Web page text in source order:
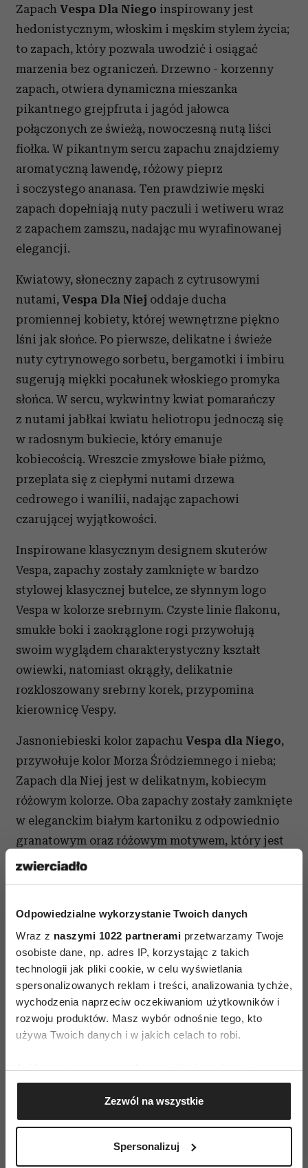
Odpowiedzialne wykorzystanie Twoich danych
Wraz z naszymi 1022 partnerami przetwarzamy Twoje
osobiste dane, np. adres IP, korzystając z takich
technologii jak pliki cookie, w celu wyświetlania
spersonalizowanych reklam i treści, analizowania tychże,
wychodzenia naprzeciw oczekiwaniom użytkowników i
rozwoju produktów. Masz wybór odnośnie tego, kto
używa Twoich danych i w jakich celach to robi.
Jeśli wyrazisz na to zgodę, chcielibyśmy również:
Gromadzić dane dotyczące Twojej lokalizacji
geograficznej z dokładnością nawet do kilku metrów
Identyfikować Twoje urządzenie, aktywnie
(fingerprinting, czyli wirtualny odcisk palca)
Zezwól na wszystkie
Spersonalizuj
Zapach Vespa Dla Niego inspirowany jest
hedonistycznym, włoskim i męskim stylem życia;
to zapach, który pozwala uwodzić i osiągać
marzenia bez ograniczeń. Drzewno - korzenny
zapach, otwiera dynamiczna mieszanka
pikantnego grejpfruta i jagód jałowca
połączonych ze świeżą, nowoczesną nutą liści
fiołka. W pikantnym sercu zapachu znajdziemy
aromatyczną lawendę, różowy pieprz
i soczystego ananasa. Ten prawdziwie męski
zapach dopełniają nuty paczuli i wetiweru wraz
z zapachem zamszu, nadając mu wyrafinowanej
elegancji.
Kwiatowy, słoneczny zapach z cytrusowymi
nutami, Vespa Dla Niej oddaje ducha
promiennej kobiety, której wewnętrzne piękno
lśni jak słońce. Po pierwsze, delikatne i świeże
nuty cytrynowego sorbetu, bergamotki i imbiru
sugerują miękki pocałunek włoskiego promyka
słońca. W sercu, wykwintny kwiat pomarańczy
z nutami jabłkai kwiatu heliotropu jednoczą się
w radosnym bukiecie, który emanuje
kobiecością. Wreszcie zmysłowe białe piżmo,
przeplata się z ciepłymi nutami drzewa
cedrowego i wanilii, nadając zapachowi
czarującej wyjątkowości.
Inspirowane klasycznym designem skuterów
Vespa, zapachy zostały zamknięte w bardzo
stylowej klasycznej butelce, ze słynnym logo
Vespa w kolorze srebrnym. Czyste linie flakonu,
smukłe boki i zaokrąglone rogi przywołują
swoim wyglądem charakterystyczny kształt
owiewki, natomiast okrągły, delikatnie
rozkloszowany srebrny korek, przypomina
kierownicę Vespy.
Jasnoniebieski kolor zapachu Vespa dla Niego,
przywołuje kolor Morza Śródziemnego i nieba;
Zapach dla Niej jest w delikatnym, kobiecym
różowym kolorze. Oba zapachy zostały zamknięte
w eleganckim białym kartoniku z odpowiednio
granatowym oraz różowym motywem, który jest
ozdobiony logo Vespa i uroczym motywem
Prasowa kampania reklamowa pięknie oddaje
beztroski styl życia. Kadr na tle urokliwej
nadmorskiej włoskiej wsi, przedstawia pięknych,
zrelaksowanych, radosnych, żyjących chwilą
młodych ludzi obok kolorowych skuterów.
Święto przyjaźni i wolności. Reklama zapachu dla
stylowych mężczyzn, prawdopodobnie
dla Niej przedstawia dwie wspaniałe, beztroskie,
modne dziewczyny w okularach
przeciwsłonecznych siedzące na tylnym siodełku